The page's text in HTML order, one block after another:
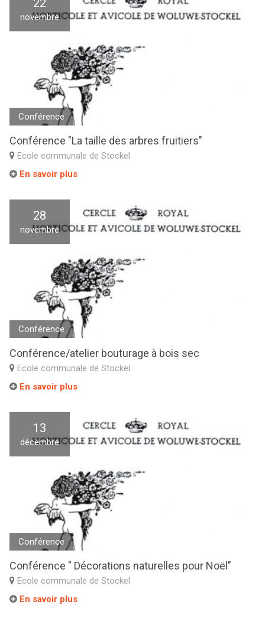
22
novembre
Conférence
Conférence "La taille des arbres fruitiers"
Ecole communale de Stockel
En savoir plus
28
novembre
Conférence
Conférence/atelier bouturage à bois sec
Ecole communale de Stockel
En savoir plus
13
décembre
Conférence
Conférence " Décorations naturelles pour Noël"
Ecole communale de Stockel
En savoir plus